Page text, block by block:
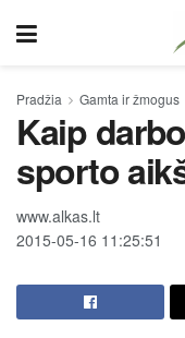
Pradžia Gamta ir žmogus
Kaip
sporto
www.alkas.lt
2015-05-16 11:25:51